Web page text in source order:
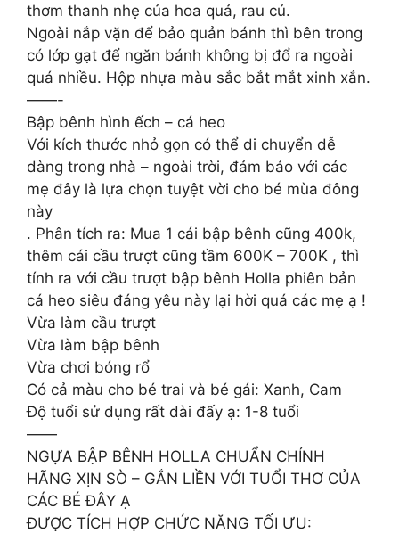
thơm thanh nhẹ của hoa quả, rau củ.
Ngoài nắp vặn để bảo quản bánh thì bên trong
có lớp gạt để ngăn bánh không bị đổ ra ngoài
quá nhiều. Hộp nhựa màu sắc bắt mắt xinh xắn.
——-
Bập bênh hình ếch – cá heo
Với kích thước nhỏ gọn có thể di chuyển dễ
dàng trong nhà – ngoài trời, đảm bảo với các
mẹ đây là lựa chọn tuyệt vời cho bé mùa đông
này
. Phân tích ra: Mua 1 cái bập bênh cũng 400k,
thêm cái cầu trượt cũng tầm 600K – 700K , thì
tính ra với cầu trượt bập bênh Holla phiên bản
cá heo siêu đáng yêu này lại hời quá các mẹ ạ !
Vừa làm cầu trượt
Vừa làm bập bênh
Vừa chơi bóng rổ
Có cả màu cho bé trai và bé gái: Xanh, Cam
Độ tuổi sử dụng rất dài đấy ạ: 1-8 tuổi
——
NGỰA BẬP BÊNH HOLLA CHUẨN CHÍNH
HÃNG XỊN SÒ – GẮN LIỀN VỚI TUỔI THƠ CỦA
CÁC BÉ ĐÂY Ạ
ĐƯỢC TÍCH HỢP CHỨC NĂNG TỐI ƯU: